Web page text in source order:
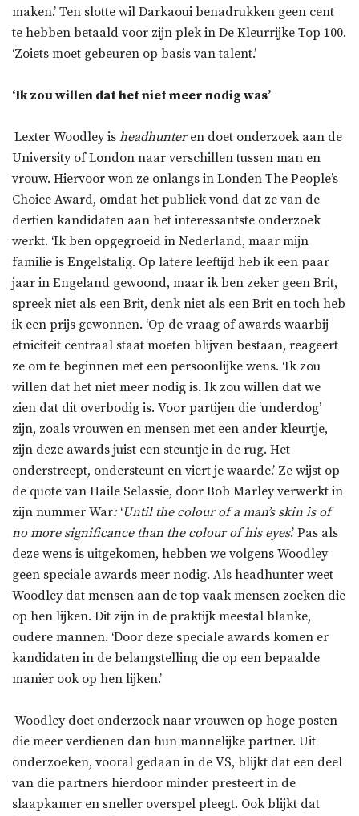
maken.’ Ten slotte wil Darkaoui benadrukken geen cent
te hebben betaald voor zijn plek in De Kleurrijke Top 100.
‘Zoiets moet gebeuren op basis van talent.’
‘Ik zou willen dat het niet meer nodig was’
Lexter Woodley is headhunteren doet onderzoek aan de
University of London naar verschillen tussen man en
vrouw. Hiervoor won ze onlangs in Londen The People’s
Choice Award, omdat het publiek vond dat ze van de
dertien kandidaten aan het interessantste onderzoek
werkt. ‘Ik ben opgegroeid in Nederland, maar mijn
familie is Engelstalig. Op latere leeftijd heb ik een paar
jaar in Engeland gewoond, maar ik ben zeker geen Brit,
spreek niet als een Brit, denk niet als een Brit en toch heb
ik een prijs gewonnen. ‘Op de vraag of awards waarbij
etniciteit centraal staat moeten blijven bestaan, reageert
ze om te beginnen met een persoonlijke wens. ‘Ik zou
willen dat het niet meer nodig is. Ik zou willen dat we
zien dat dit overbodig is. Voor partijen die ‘underdog’
zijn, zoals vrouwen en mensen met een ander kleurtje,
zijn deze awards juist een steuntje in de rug. Het
onderstreept, ondersteunt en viert je waarde.’ Ze wijst op
de quote van Haile Selassie, door Bob Marley verwerkt in
zijn nummer War: ‘Until the colour of a man’s skin is of
no more significance than the colour of his eyes.’ Pas als
deze wens is uitgekomen, hebben we volgens Woodley
geen speciale awards meer nodig. Als headhunter weet
Woodley dat mensen aan de top vaak mensen zoeken die
op hen lijken. Dit zijn in de praktijk meestal blanke,
oudere mannen. ‘Door deze speciale awards komen er
kandidaten in de belangstelling die op een bepaalde
manier ook op hen lijken.’
Woodley doet onderzoek naar vrouwen op hoge posten
die meer verdienen dan hun mannelijke partner. Uit
onderzoeken, vooral gedaan in de VS, blijkt dat een deel
van die partners hierdoor minder presteert in de
slaapkamer en sneller overspel pleegt. Ook blijkt dat